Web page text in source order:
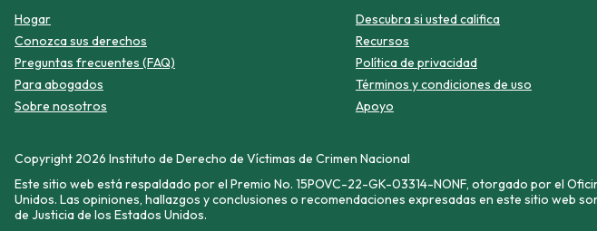
Hogar
Conozca sus derechos
Preguntas frecuentes (FAQ)
Para abogados
Sobre nosotros
Descubra si usted califica
Recursos
Política de privacidad
Términos y condiciones de uso
Apoyo
Copyright 2026 Instituto de Derecho de Víctimas de Crimen Nacional
Este sitio web está respaldado por el Premio No. 15POVC-22-GK-03314-NONF, otorgado por el
Unidos. Las opiniones, hallazgos y conclusiones o recomendaciones expresadas en este sitio web
de Justicia de los Estados Unidos.